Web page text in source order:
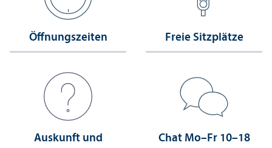
Öffnungs­zeiten Freie Sitzplätze
Auskunft und
Chat Mo–Fr 10–18